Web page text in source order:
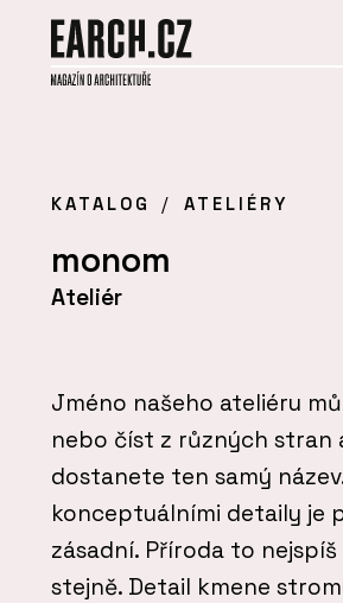
KATALOG ATELIÉRY
monom
Ateliér
Jméno našeho ateliéru
nebo číst z různých stran
dostanete ten samý
konceptuálními detaily je
zásadní. Příroda to
stejně. Detail kmene